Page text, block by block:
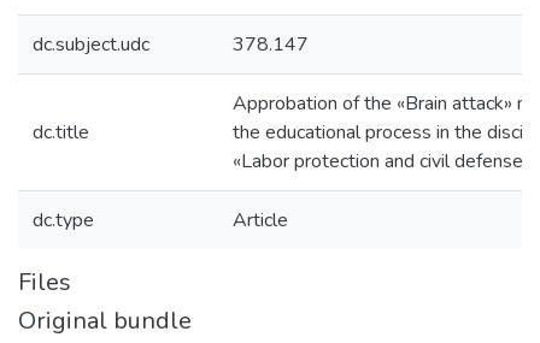
dc.subject.udc 378.147
dc.title
Approbation of the «Brain attack»
the educational process in the
«Labor protection and civil defense»
dc.type Article
Files
Original bundle